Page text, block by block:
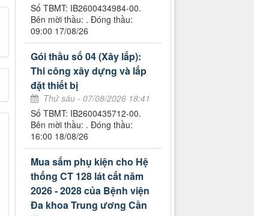
Số TBMT: IB2600434984-00.
Bên mời thầu: . Đóng thầu:
09:00 17/08/26
Gói thầu số 04 (Xây lắp):
Thi công xây dựng và lắp
đặt thiết bị
Thứ sáu - 07/08/2026 18:41
Số TBMT: IB2600435712-00.
Bên mời thầu: . Đóng thầu:
16:00 18/08/26
Mua sắm phụ kiện cho Hệ
thống CT 128 lát cắt năm
2026 - 2028 của Bệnh viện
Đa khoa Trung ương Cần